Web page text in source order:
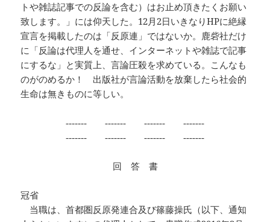
トや雑誌記事での反論を含む）はお止め頂きたくお願い
致します。」には仰天した。12月2日いきなりHPに絶縁
宣言を掲載したのは「反原連」ではないか。鹿砦社だけ
に「反論は代理人を通せ、インターネットや雑誌で記事
にするな」と実質上、言論圧殺を求めている。こんなも
のがのめるか！ 出版社が言論活動を放棄したら社会的
生命は無きものに等しい。
‐‐‐‐‐‐‐ ‐‐‐‐‐‐‐ ‐‐‐‐‐‐‐ ‐‐‐‐‐‐‐
‐‐‐‐‐‐‐ ‐‐‐‐‐‐‐ ‐‐‐‐‐‐‐ ‐‐‐‐‐‐‐
回 答 書
冠省
当職は、首都圏反原発連合及び篠藤操氏（以下、通知